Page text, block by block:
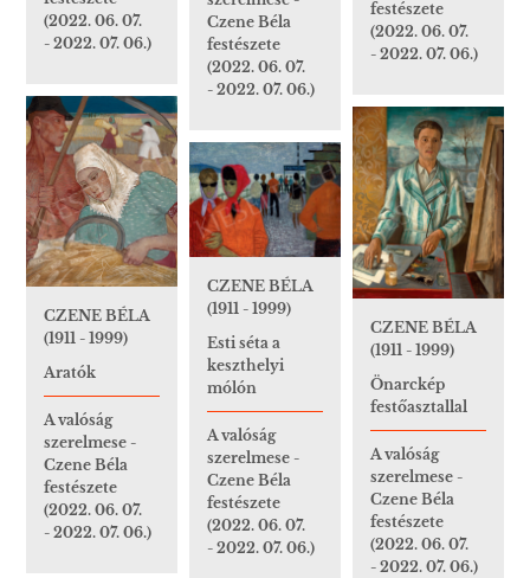
(2022. 06. 07.
- 2022. 07. 06.)
Czene Béla
festészete
(2022. 06. 07.
- 2022. 07. 06.)
festészete
(2022. 06. 07.
- 2022. 07. 06.)
CZENE BÉLA
(1911 - 1999)
Aratók
A valóság
szerelmese -
Czene Béla
festészete
(2022. 06. 07.
- 2022. 07. 06.)
CZENE BÉLA
(1911 - 1999)
Önarckép
festőasztallal
A valóság
szerelmese -
Czene Béla
festészete
(2022. 06. 07.
- 2022. 07. 06.)
CZENE BÉLA
(1911 - 1999)
Esti séta a
keszthelyi
mólón
A valóság
szerelmese -
Czene Béla
festészete
(2022. 06. 07.
- 2022. 07. 06.)